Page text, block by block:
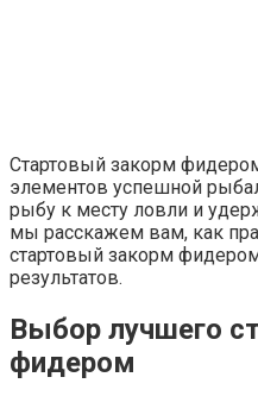
Стартовый закорм
элементов успешной
рыбу к месту ловли и
мы расскажем вам, как
стартовый закорм
результатов.
Выбор лучшего
фидером